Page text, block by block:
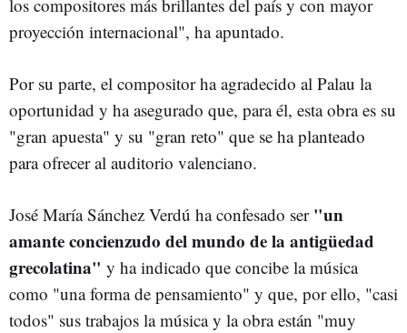
los compositores más brillantes del país y con mayor
proyección internacional", ha apuntado.
Por su parte, el compositor ha agradecido al Palau la
oportunidad y ha asegurado que, para él, esta obra es su
"gran apuesta" y su "gran reto" que se ha planteado
para ofrecer al auditorio valenciano.
José María Sánchez Verdú ha confesado ser "un
amante concienzudo del mundo de la antigüedad
grecolatina" y ha indicado que concibe la música
como "una forma de pensamiento" y que, por ello, "casi
todos" sus trabajos la música y la obra están "muy